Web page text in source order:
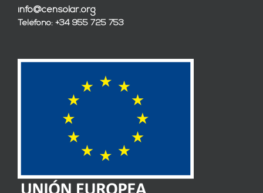
info@censolar.org
Teléfono: +34 955 725 753